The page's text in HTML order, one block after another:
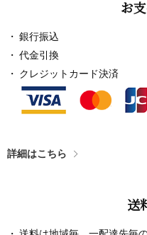
お
銀行振込
代金引換
クレジットカード決済
詳細はこちら
送